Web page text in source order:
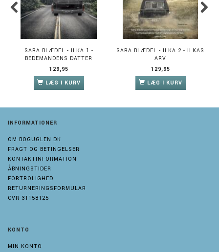
SARA BLÆDEL - ILKA 1 -
BEDEMANDENS DATTER
129,95
LÆG I KURV
SARA BLÆDEL - ILKA 2 - ILKAS
ARV
129,95
LÆG I KURV
INFORMATIONER
OM BOGUGLEN.DK
FRAGT OG BETINGELSER
KONTAKTINFORMATION
ÅBNINGSTIDER
FORTROLIGHED
RETURNERINGSFORMULAR
CVR 31158125
KONTO
MIN KONTO